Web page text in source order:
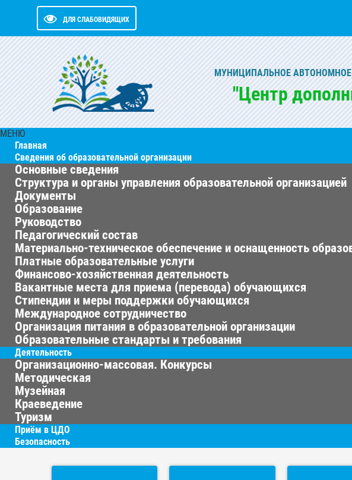
ДЛЯ СЛАБОВИДЯЩИХ
МУНИЦИПАЛЬНОЕ
"Центр
МЕНЮ
Главная
Сведения об образовательной организации
Основные сведения
Структура и органы управления образовательной организацией
Документы
Образование
Руководство
Педагогический состав
Материально-техническое обеспечение и оснащенность
Платные образовательные услуги
Финансово-хозяйственная деятельность
Вакантные места для приема (перевода) обучающихся
Стипендии и меры поддержки обучающихся
Международное сотрудничество
Организация питания в образовательной организации
Образовательные стандарты и требования
Деятельность
Организационно-массовая. Конкурсы
Методическая
Музейная
Краеведение
Туризм
Приём в ЦДО
Безопасность